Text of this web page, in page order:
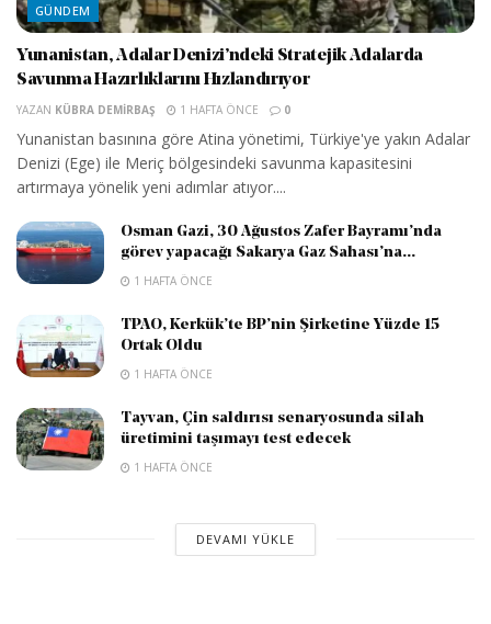
GÜNDEM
Yunanistan, Adalar Denizi’ndeki Stratejik Adalarda
Savunma Hazırlıklarını Hızlandırıyor
YAZAN KÜBRA DEMIRBAŞ 1 HAFTA ÖNCE 0
Yunanistan basınına göre Atina yönetimi, Türkiye'ye yakın Adalar
Denizi (Ege) ile Meriç bölgesindeki savunma kapasitesini
artırmaya yönelik yeni adımlar atıyor....
Osman Gazi, 30 Ağustos Zafer Bayramı’nda
görev yapacağı Sakarya Gaz Sahası’na...
1 HAFTA ÖNCE
TPAO, Kerkük’te BP’nin Şirketine Yüzde 15
Ortak Oldu
1 HAFTA ÖNCE
Tayvan, Çin saldırısı senaryosunda silah
üretimini taşımayı test edecek
1 HAFTA ÖNCE
DEVAMI YÜKLE